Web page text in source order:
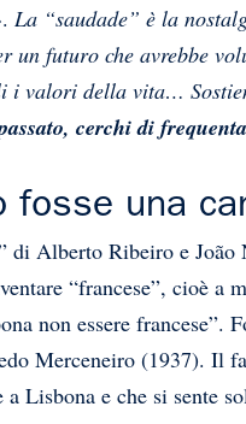
La “saudade” è la
un futuro che avrebbe
i valori della vita…
cerchi di
fosse una
di Alberto Ribeiro e
“francese”, cioè
non essere francese”.
Merceneiro (1937). Il
Lisbona e che si sente